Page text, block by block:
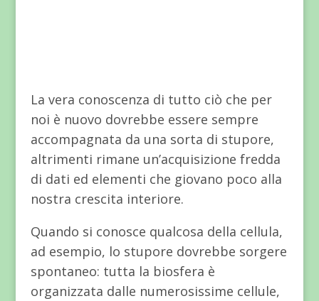
La vera conoscenza di tutto ciò che per
noi è nuovo dovrebbe essere sempre
accompagnata da una sorta di stupore,
altrimenti rimane un’acquisizione fredda
di dati ed elementi che giovano poco alla
nostra crescita interiore.
Quando si conosce qualcosa della cellula,
ad esempio, lo stupore dovrebbe sorgere
spontaneo: tutta la biosfera è
organizzata dalle numerosissime cellule,